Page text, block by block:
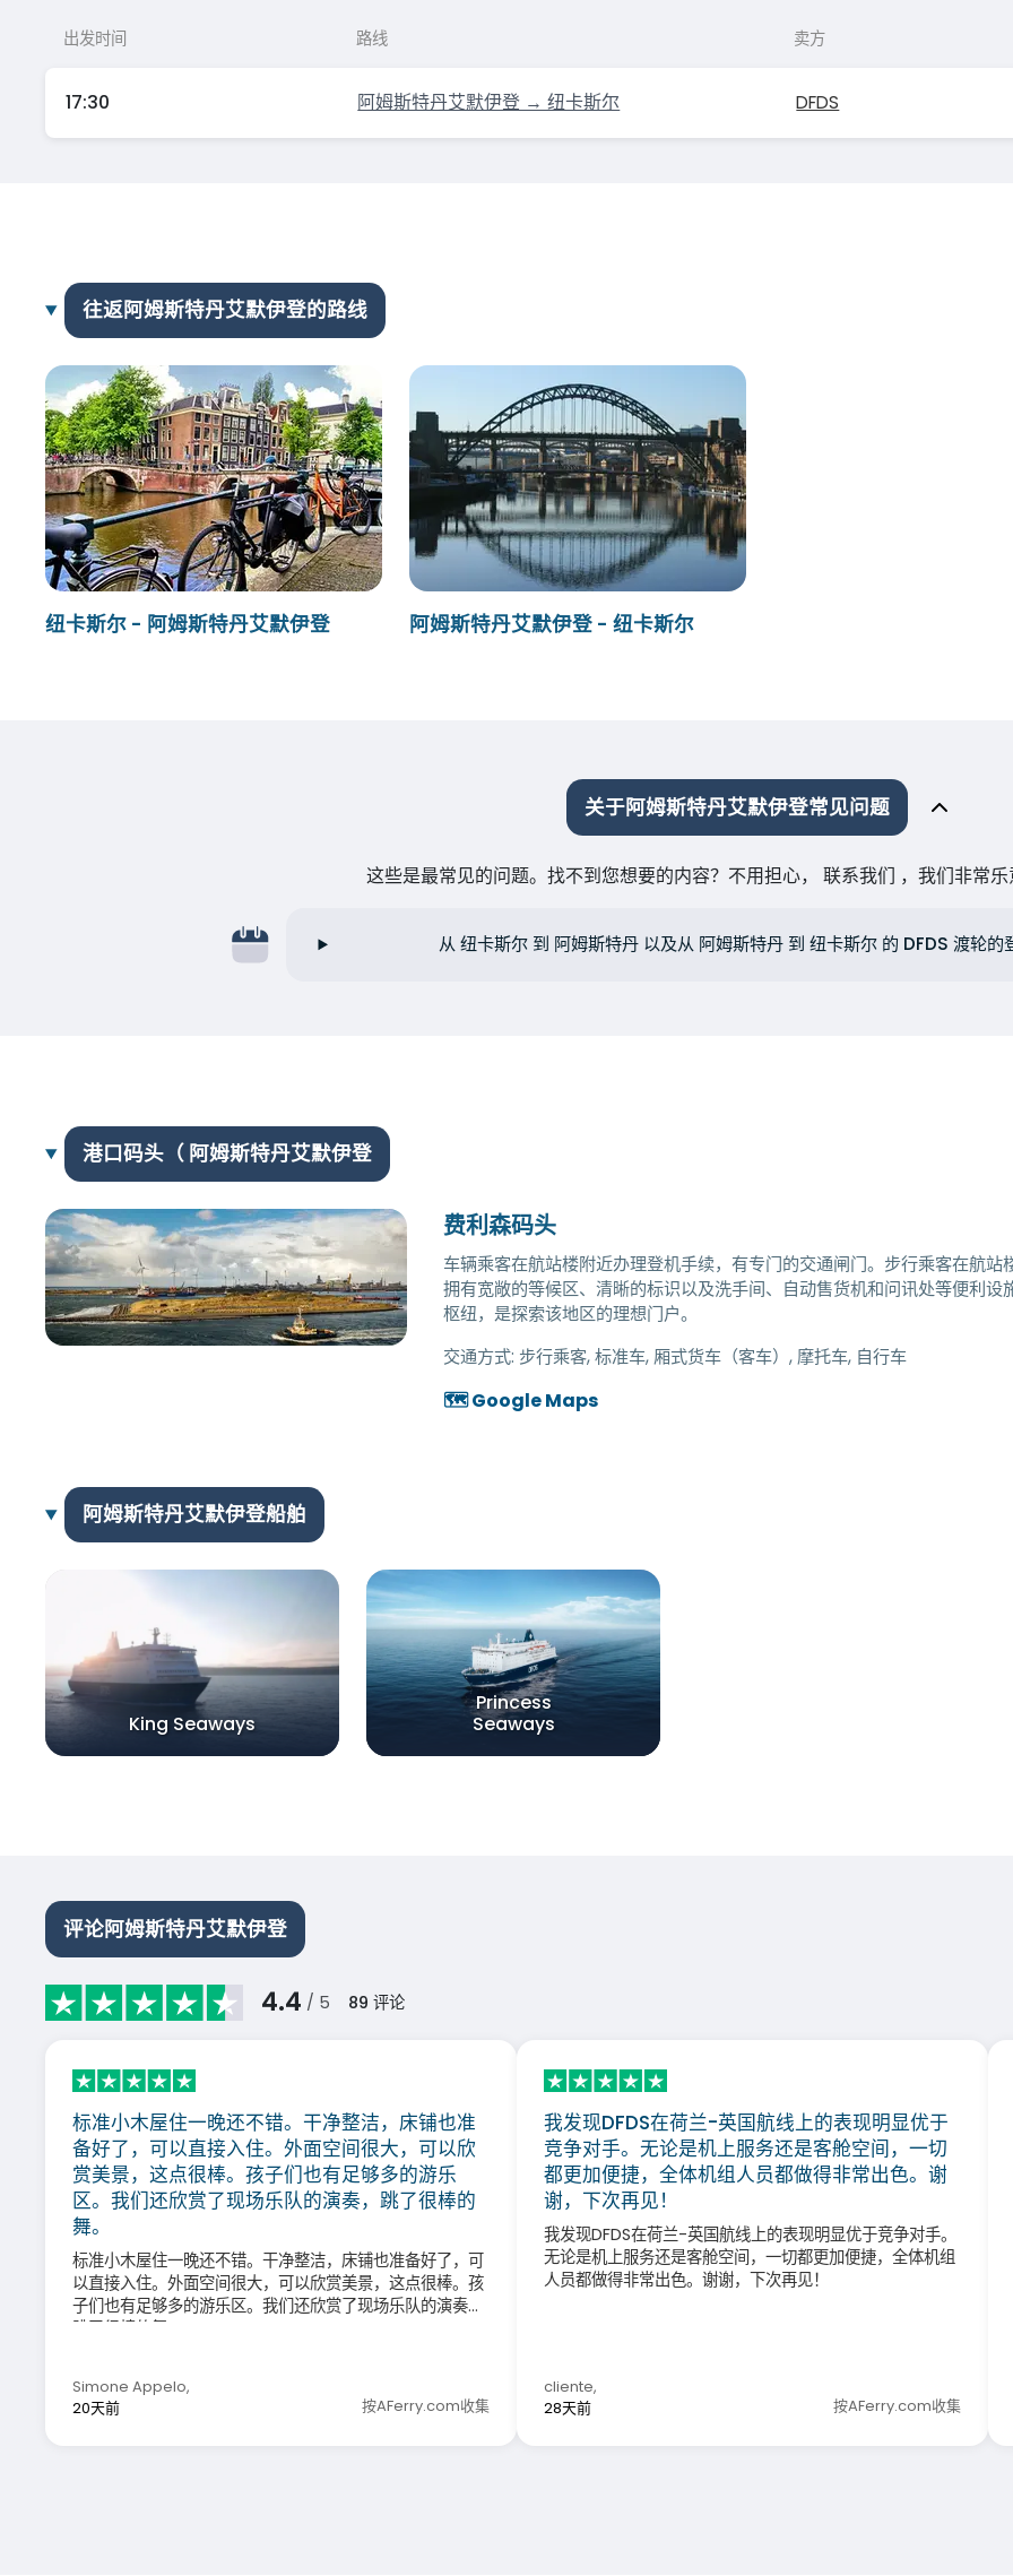
出发时间 路线 卖方
17:30 阿姆斯特丹艾默伊登 → 纽卡斯尔 DFDS
往返阿姆斯特丹艾默伊登的路线
纽卡斯尔 - 阿姆斯特丹艾默伊登 阿姆斯特丹艾默伊登 - 纽卡斯尔
关于阿姆斯特丹艾默伊登常见问题
这些是最常见的问题。找不到您想要的内容？不用担心， 联系我们 ，我们非常
从 纽卡斯尔 到 阿姆斯特丹 以及从 阿姆斯特丹 到 纽卡斯尔 的 DFDS 渡轮的
港口码头（ 阿姆斯特丹艾默伊登
费利森码头
车辆乘客在航站楼附近办理登机手续，有专门的交通闸门。步行乘客在航
拥有宽敞的等候区、清晰的标识以及洗手间、自动售货机和问讯处等便利
枢纽，是探索该地区的理想门户。
交通方式: 步行乘客, 标准车, 厢式货车（客车）, 摩托车, 自行车
🗺️ Google Maps
阿姆斯特丹艾默伊登船舶
King Seaways
Princess
Seaways
评论阿姆斯特丹艾默伊登
4.4 / 5 89 评论
标准小木屋住一晚还不错。干净整洁，床铺也准
备好了，可以直接入住。外面空间很大，可以欣
赏美景，这点很棒。孩子们也有足够多的游乐
区。我们还欣赏了现场乐队的演奏，跳了很棒的
舞。
标准小木屋住一晚还不错。干净整洁，床铺也准备好了，可
以直接入住。外面空间很大，可以欣赏美景，这点很棒。孩
子们也有足够多的游乐区。我们还欣赏了现场乐队的演奏，
跳了很棒的舞。
Simone Appelo,
20天前
按AFerry.com收集
我发现DFDS在荷兰-英国航线上的表现明显优于
竞争对手。无论是机上服务还是客舱空间，一切
都更加便捷，全体机组人员都做得非常出色。谢
谢，下次再见！
我发现DFDS在荷兰-英国航线上的表现明显优于竞争对手。
无论是机上服务还是客舱空间，一切都更加便捷，全体机组
人员都做得非常出色。谢谢，下次再见！
cliente,
28天前
按AFerry.com收集